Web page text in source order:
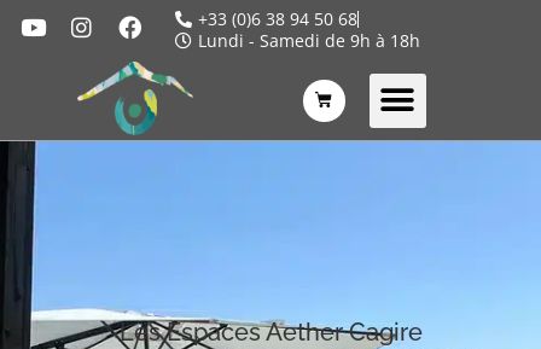
+33 (0)6 38 94 50 68
Lundi - Samedi de 9h à 18h
Les Espaces Aether Cagire